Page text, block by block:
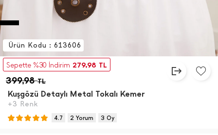
Sepette %30 İndirim 279,98 TL
399,98TL
Kuşgözü Detaylı Metal Tokalı Kemer
+3 Renk
Ürün Kodu : 613606
4.7 2 Yorum 3 Oy